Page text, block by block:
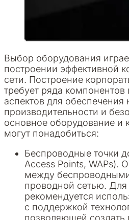
Выбор оборудования
построении эффективной
сети. Построение
требует ряда компонентов
аспектов для обеспечения
производительности и
основное оборудование и
могут понадобиться:
Беспроводные точки
Access Points, WAPs).
между
проводной сетью.
рекомендуется
с поддержкой
позволяющей создать